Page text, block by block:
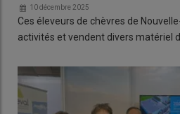
10 décembre 2025
Ces éleveurs de chèvres de
activités et vendent divers matériel